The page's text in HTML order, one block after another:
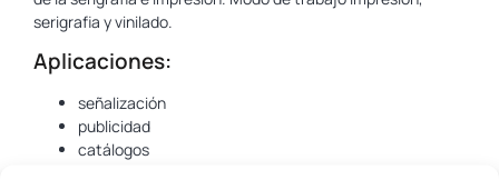
serigrafia y vinilado.
Aplicaciones:
señalización
publicidad
catálogos